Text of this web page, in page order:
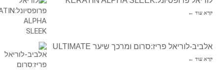
קרא עוד ←
אלביב-לוריאל פריז:סרום ומרכך שיער ULTIMATE
קרא עוד ←